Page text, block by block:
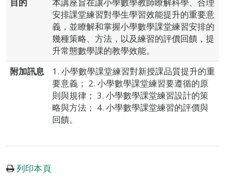
安排課堂練習對學生學習效能提升的重要意
義，並瞭解和掌握小學數學課堂練習安排的
幾種策略、方法，以及練習的評價回饋，提
升常態數學課的教學效能。
附加訊息
1. 小學數學課堂練習對新授課品質提升的重
要意義； 2. 小學數學課堂練習要遵循的原
則與規律； 3. 小學數學課堂練習設計的策
略與方法； 4. 小學數學課堂練習的評價與
回饋。
列印本頁